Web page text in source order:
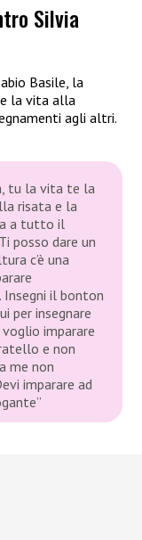
Silvia
Basile, la
la vita alla
agli altri.
tu la vita te la
risata e la
a tutto il
posso dare un
c’è una
Insegni il bonton
per insegnare
imparare
e non
me non
imparare ad